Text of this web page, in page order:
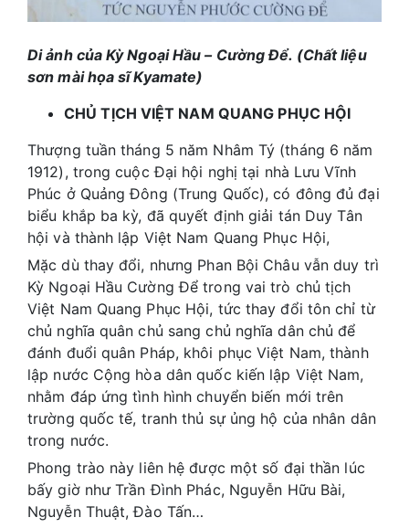
Di ảnh của Kỳ Ngoại Hầu – Cường Để. (Chất liệu
sơn mài họa sĩ Kyamate)
CHỦ TỊCH VIỆT NAM QUANG PHỤC HỘI
Thượng tuần tháng 5 năm Nhâm Tý (tháng 6 năm
1912), trong cuộc Đại hội nghị tại nhà Lưu Vĩnh
Phúc ở Quảng Đông (Trung Quốc), có đông đủ đại
biểu khắp ba kỳ, đã quyết định giải tán Duy Tân
hội và thành lập Việt Nam Quang Phục Hội,
Mặc dù thay đổi, nhưng Phan Bội Châu vẫn duy trì
Kỳ Ngoại Hầu Cường Để trong vai trò chủ tịch
Việt Nam Quang Phục Hội, tức thay đổi tôn chỉ từ
chủ nghĩa quân chủ sang chủ nghĩa dân chủ để
đánh đuổi quân Pháp, khôi phục Việt Nam, thành
lập nước Cộng hòa dân quốc kiến lập Việt Nam,
nhằm đáp ứng tình hình chuyển biến mới trên
trường quốc tế, tranh thủ sự ủng hộ của nhân dân
trong nước.
Phong trào này liên hệ được một số đại thần lúc
bấy giờ như Trần Đình Phác, Nguyễn Hữu Bài,
Nguyễn Thuật, Đào Tấn…